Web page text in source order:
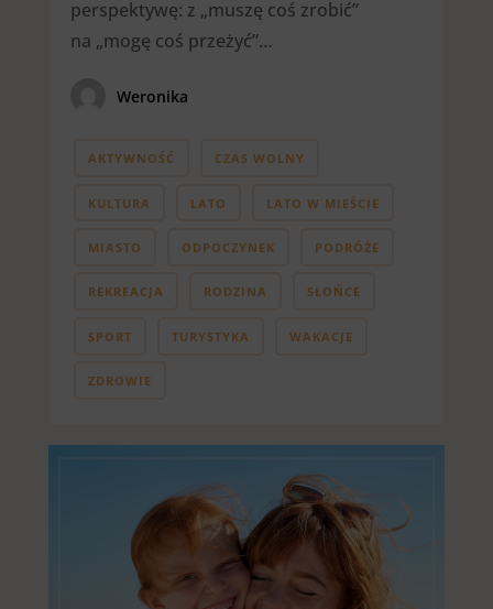
perspektywę: z „muszę coś zrobić”
na „mogę coś przeżyć”…
Weronika
AKTYWNOŚĆ CZAS WOLNY
KULTURA LATO LATO W MIEŚCIE
MIASTO ODPOCZYNEK PODRÓŻE
REKREACJA RODZINA SŁOŃCE
SPORT TURYSTYKA WAKACJE
ZDROWIE